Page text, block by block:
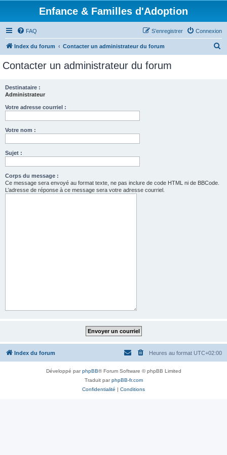
Enfance & Familles d'Adoption
FAQ Connexion
S’enregistrer
Index du forum Contacter un administrateur du forum
Contacter un administrateur du forum
Destinataire :
Administrateur
Votre adresse courriel :
Votre nom :
Sujet :
Corps du message :
Ce message sera envoyé au format texte, ne pas inclure de code HTML ni de BBCode.
L’adresse de réponse à ce message sera votre adresse courriel.
Index du forum Heures au format UTC+02:00
Développé parphpBB® Forum Software © phpBB Limited
Traduit parphpBB-fr.com
Confidentialité | Conditions